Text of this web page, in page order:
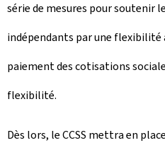
e
série de mesures pour soutenir
indépendants par une flexibilité
paiement des cotisations
flexibilité.
Dès lors, le CCSS mettra en